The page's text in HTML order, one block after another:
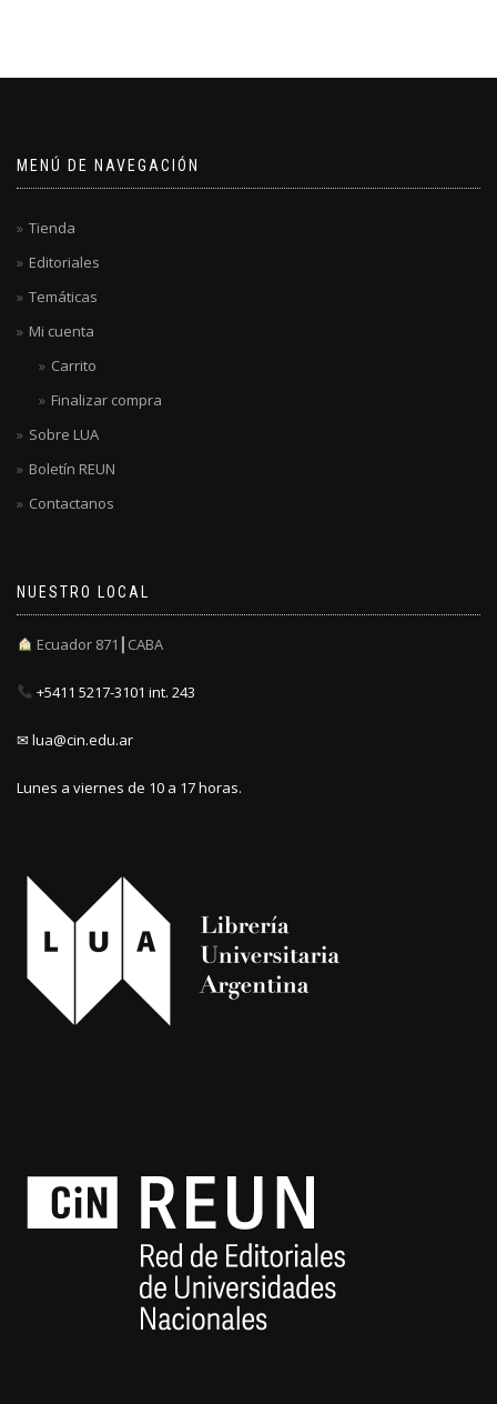
MENÚ DE NAVEGACIÓN
Tienda
Editoriales
Temáticas
Mi cuenta
Carrito
Finalizar compra
Sobre LUA
Boletín REUN
Contactanos
NUESTRO LOCAL
Ecuador 871┃CABA
+5411 5217-3101 int. 243
✉ lua@cin.edu.ar
Lunes a viernes de 10 a 17 horas.